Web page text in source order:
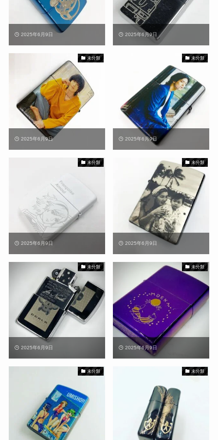
2025年6月9日 2025年6月9日
未分類
2025年6月9日
未分類
2025年6月9日
未分類
2025年6月9日
未分類
2025年6月9日
未分類
2025年6月9日
未分類
2025年6月9日
未分類 未分類